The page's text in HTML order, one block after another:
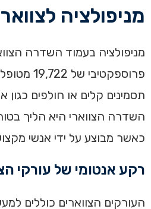
מניפולציה
תסמינים קלים או חולפים כגון
כאשר מבוצע על ידי אנשי
רקע אנטומי של עורקי
העורקים הצווארים כוללים